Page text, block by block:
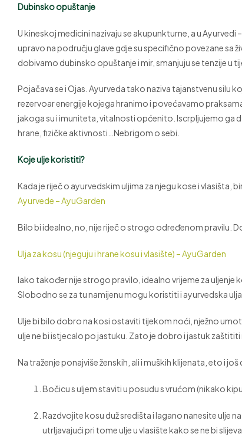
Dubinsko opuštanje
U kineskoj medicini nazivaju se akupunkturne, a u
upravo na području glave gdje su specifično povezane sa
dobivamo dubinsko opuštanje i mir, smanjuju se tenzije u
Pojačava se i Ojas. Ayurveda tako naziva tajanstvenu silu
rezervoar energije kojega hranimo i povećavamo
jakoga su i imuniteta, vitalnosti općenito. Iscrpljujemo ga
hrane, fizičke aktivnosti…Nebrigom o sebi.
Koje ulje koristiti?
Kada je riječ o ayurvedskim uljima za njegu kose i vlasišta,
Ayurvede – AyuGarden
Bilo bi idealno, no, nije riječ o strogo određenom pravilu.
Ulja za kosu (njeguju i hrane kosu i vlasište) – AyuGarden
Iako također nije strogo pravilo, idealno vrijeme za uljenje
Slobodno se za tu namijenu mogu koristiti i ayurvedska ulja
Ulje bi bilo dobro na kosi ostaviti tijekom noći, nježno
ulje ne bi istjecalo po jastuku. Zato je dobro i jastuk zaštititi
Na traženje ponajviše ženskih, ali i muških klijenata, eto i
Bočicu s uljem staviti u posudu s vrućom (nikako
Razdvojite kosu duž središta i lagano nanesite ulje
utrljavajući pri tome ulje u vlasište kako se ne bi